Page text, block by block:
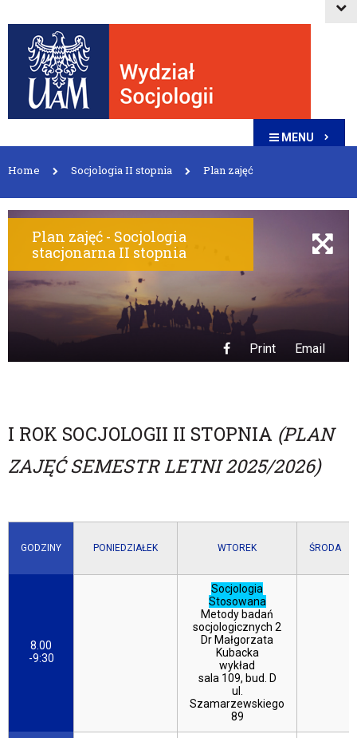
MENU
Home Socjologia II stopnia Plan zajęć
Plan zajęć - Socjologia
stacjonarna II stopnia
Print Email
I ROK SOCJOLOGII II STOPNIA (PLAN
ZAJĘĆ SEMESTR LETNI 2025/2026)
GODZINY PONIEDZIAŁEK WTOREK ŚRODA
8.00
-9:30
Socjologia
Stosowana
Metody badań
socjologicznych 2
Dr Małgorzata
Kubacka
wykład
sala 109, bud. D
ul.
Szamarzewskiego
89